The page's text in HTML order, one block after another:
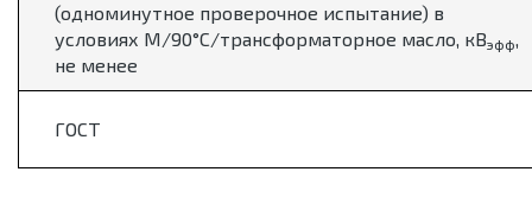
(одноминутное проверочное испытание) в
условиях М/90°С/трансформаторное масло, кВэфф,
не менее
ГОСТ